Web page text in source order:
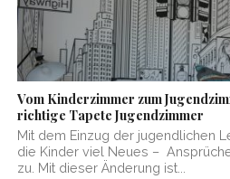
Vom Kinderzimmer zum
richtige Tapete Jugendzimmer
Mit dem Einzug der jugendlichen
die Kinder viel Neues –
zu. Mit dieser Änderung ist...